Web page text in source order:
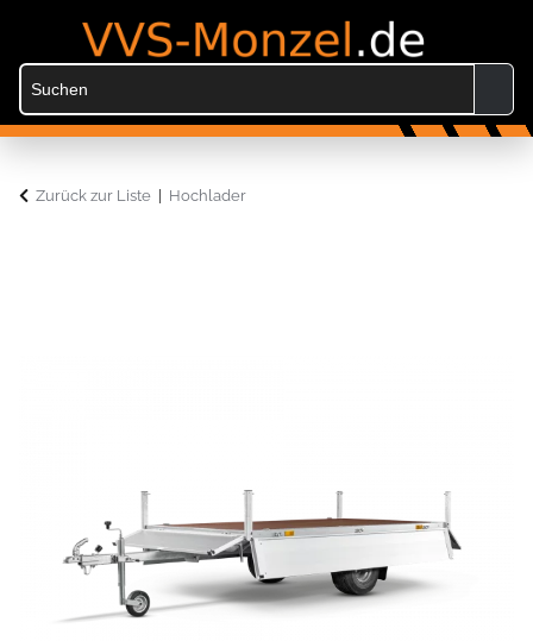
Zurück zur Liste Hochlader